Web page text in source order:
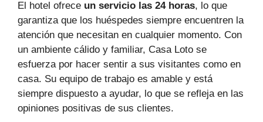
El hotel ofrece un servicio las 24 horas, lo que
garantiza que los huéspedes siempre encuentren la
atención que necesitan en cualquier momento. Con
un ambiente cálido y familiar, Casa Loto se
esfuerza por hacer sentir a sus visitantes como en
casa. Su equipo de trabajo es amable y está
siempre dispuesto a ayudar, lo que se refleja en las
opiniones positivas de sus clientes.